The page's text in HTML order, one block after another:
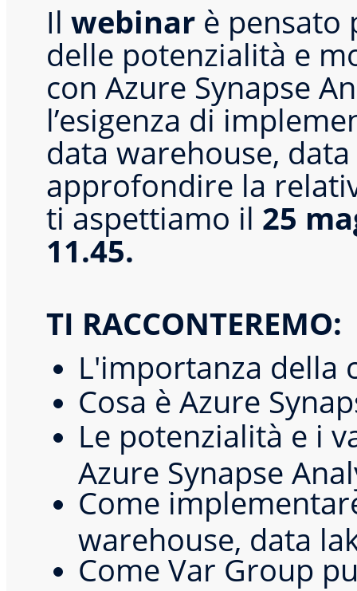
Il webinar è pensato
delle potenzialità e
con Azure Synapse
l’esigenza di
data warehouse,
approfondire la
ti aspettiamo il 25
11.45.
TI RACCONTEREMO:
L'importanza della
Cosa è Azure
Le potenzialità e i
Azure Synapse
Come
warehouse, data
Come Var Group